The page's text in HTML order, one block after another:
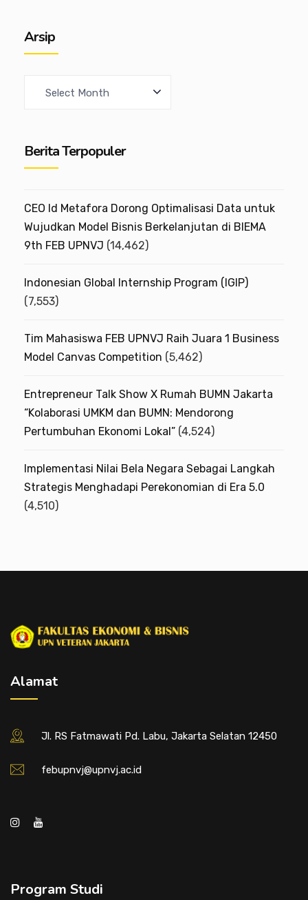
Arsip
h
v
e
s
Berita Terpopuler
CEO Id Metafora Dorong Optimalisasi Data untuk
Wujudkan Model Bisnis Berkelanjutan di BIEMA
9th FEB UPNVJ (14,462)
Indonesian Global Internship Program (IGIP)
(7,553)
Tim Mahasiswa FEB UPNVJ Raih Juara 1 Business
Model Canvas Competition (5,462)
Entrepreneur Talk Show X Rumah BUMN Jakarta
“Kolaborasi UMKM dan BUMN: Mendorong
Pertumbuhan Ekonomi Lokal” (4,524)
Implementasi Nilai Bela Negara Sebagai Langkah
Strategis Menghadapi Perekonomian di Era 5.0
(4,510)
Alamat
Jl. RS Fatmawati Pd. Labu, Jakarta Selatan 12450
febupnvj@upnvj.ac.id
Program Studi